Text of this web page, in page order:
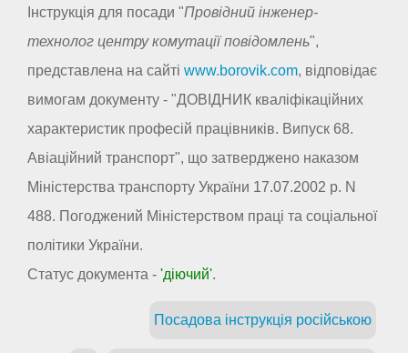
Інструкція для посади "Провідний інженер-
технолог центру комутації повідомлень",
представлена на сайті www.borovik.com, відповідає
вимогам документу - "ДОВІДНИК кваліфікаційних
характеристик професій працівників. Випуск 68.
Авіаційний транспорт", що затверджено наказом
Міністерства транспорту України 17.07.2002 р. N
488. Погоджений Міністерством праці та соціальної
політики України.
Статус документа - 'діючий'.
Посадова інструкція російською